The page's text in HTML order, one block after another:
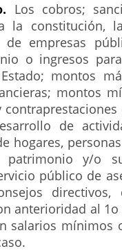
Los cobros;
la constitución,
de empresas
o ingresos
montos
montos
de
hogares,
y/o
público de
anterioridad al
salarios mínimos